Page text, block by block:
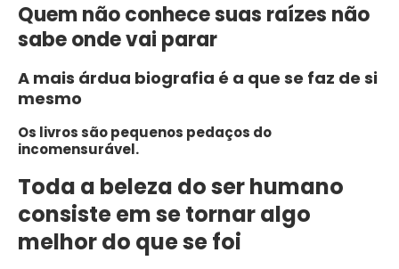
Quem não conhece suas raízes não
sabe onde vai parar
A mais árdua biografia é a que se faz de si
mesmo
Os livros são pequenos pedaços do
incomensurável.
Toda a beleza do ser humano
consiste em se tornar algo
melhor do que se foi